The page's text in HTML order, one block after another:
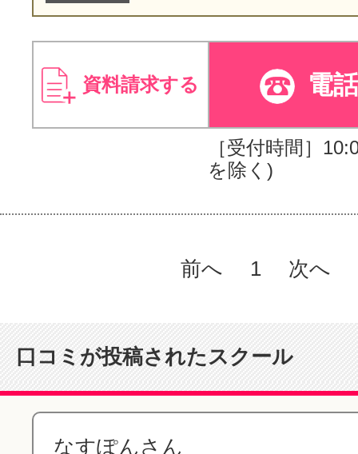
資料請求する 電
［受付時間］
を除く)
前へ 1 次へ
口コミが投稿されたスクール
なすぽんさん